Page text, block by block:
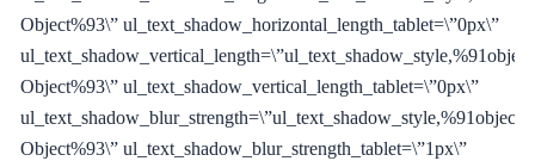
Object%93\” ul_text_shadow_horizontal_length_tablet=\”0px\”
ul_text_shadow_vertical_length=\”ul_text_shadow_style,%91object
Object%93\” ul_text_shadow_vertical_length_tablet=\”0px\”
ul_text_shadow_blur_strength=\”ul_text_shadow_style,%91object
Object%93\” ul_text_shadow_blur_strength_tablet=\”1px\”